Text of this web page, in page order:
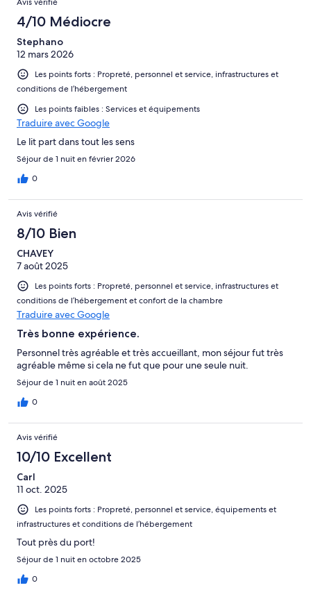
4/10 Médiocre
Stephano
12 mars 2026
Les points forts : Propreté, personnel et service, infrastructures et
conditions de l’hébergement
Les points faibles : Services et équipements
Traduire avec Google
Le lit part dans tout les sens
Séjour de 1 nuit en février 2026
0
Avis vérifié
8/10 Bien
CHAVEY
7 août 2025
Les points forts : Propreté, personnel et service, infrastructures et
conditions de l’hébergement et confort de la chambre
Traduire avec Google
Très bonne expérience.
Personnel très agréable et très accueillant, mon séjour fut très
agréable même si cela ne fut que pour une seule nuit.
Séjour de 1 nuit en août 2025
0
Avis vérifié
10/10 Excellent
Carl
11 oct. 2025
Les points forts : Propreté, personnel et service, équipements et
infrastructures et conditions de l’hébergement
Tout près du port!
Séjour de 1 nuit en octobre 2025
0